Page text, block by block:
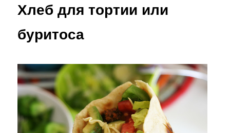
Хлеб для тортии или
буритоса